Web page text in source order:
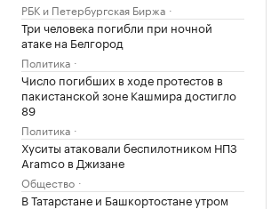
РБК и Петербургская Биржа
Три человека погибли при ночной
атаке на Белгород
Политика
Число погибших в ходе протестов в
пакистанской зоне Кашмира достигло
89
Политика
Хуситы атаковали беспилотником НПЗ
Aramco в Джизане
Общество
В Татарстане и Башкортостане утром